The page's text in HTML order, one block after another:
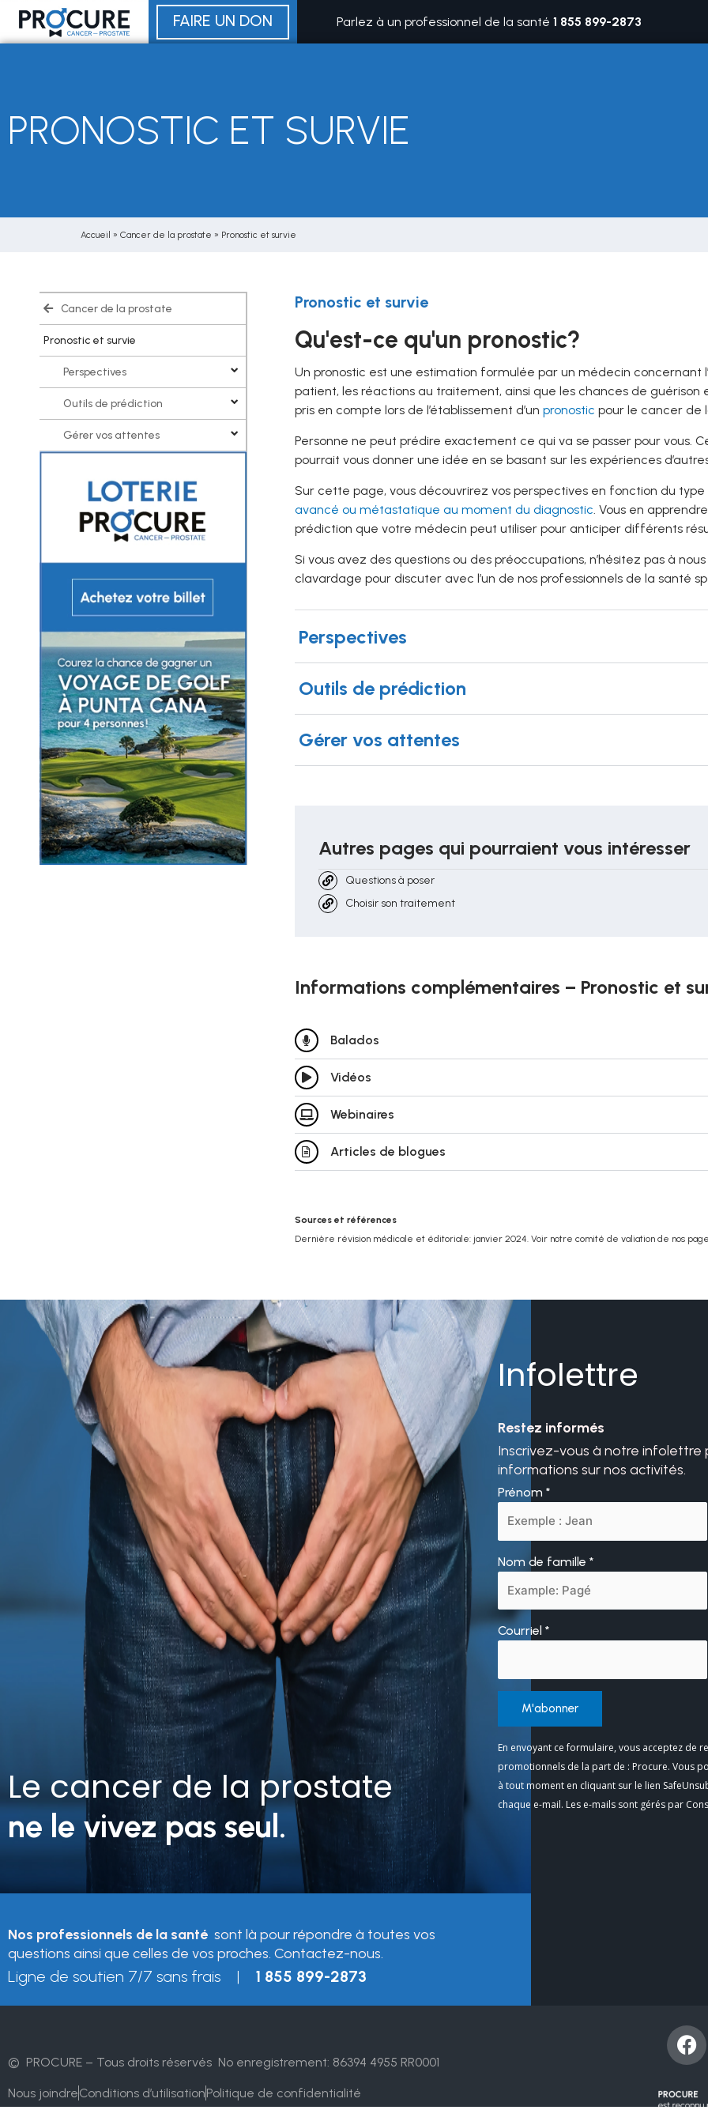
Aller
contenu
FAIRE UN DON Parlez à un professionnel de la santé1 855 899-2873
PRONOSTIC ET SURVIE
Accueil » Cancer de la prostate » Pronostic et survie
Cancer de la prostate
Pronostic et survie
Perspectives
Outils de prédiction
Gérer vos attentes
Pronostic et survie
Qu'est-ce qu'un pronostic?
Un pronostic est une estimation formulée par un médecin concernant
patient, les réactions au traitement, ainsi que les chances de guérison
pris en compte lors de l’établissement d’un pronostic pour le cancer de
Personne ne peut prédire exactement ce qui va se passer pour vous.
pourrait vous donner une idée en se basant sur les expériences
Sur cette page, vous découvrirez vos perspectives en fonction du
avancé ou métastatique au moment du diagnostic. Vous en
prédiction que votre médecin peut utiliser pour anticiper différents
Si vous avez des questions ou des préoccupations, n’hésitez pas à
clavardage pour discuter avec l’un de nos professionnels de la santé
Perspectives
Outils de prédiction
Gérer vos attentes
Autres pages qui pourraient vous intéresser
Questions à poser
Choisir son traitement
Informations complémentaires – Pronostic et
Balados
Vidéos
Webinaires
Articles de blogues
Sources et références
Dernière révision médicale et éditoriale: janvier 2024. Voir notre comité de valiation de nos
Le cancer de la prostate
ne le vivez pas seul.
Infolettre
Restez informés
Inscrivez-vous à notre infolettre
informations sur nos activités.
Prénom *
Nom de famille *
Courriel *
Constant
Contact
Use.
Please
En envoyant ce formulaire, vous acceptez de
promotionnels de la part de : Procure. Vous
à tout moment en cliquant sur le lien
chaque e-mail. Les e-mails sont gérés par
Nos professionnels de la santé sont là pour répondre à toutes vos
questions ainsi que celles de vos proches. Contactez-nous.
Ligne de soutien 7/7 sans frais | 1 855 899-2873
© PROCURE – Tous droits réservés No enregistrement: 86394 4955 RR0001
Nous joindreConditions d’utilisationPolitique de confidentialité
F
a
e
b